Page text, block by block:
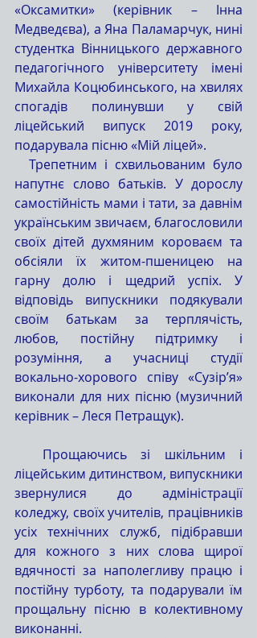
«Оксамитки» (керівник – Інна
Медведєва), а Яна Паламарчук, нині
студентка Вінницького державного
педагогічного університету імені
Михайла Коцюбинського, на хвилях
спогадів полинувши у свій
ліцейський випуск 2019 року,
подарувала пісню «Мій ліцей».
напутнє слово батьків. У дорослу
самостійність мами і тати, за давнім
українським звичаєм, благословили
своїх дітей духмяним короваєм та
обсіяли їх житом-пшеницею на
гарну долю і щедрий успіх. У
відповідь випускники подякували
своїм батькам за терплячість,
любов, постійну підтримку і
розуміння, а учасниці студії
вокально-хорового співу «Сузір’я»
виконали для них пісню (музичний
керівник – Леся Петращук).
ліцейським дитинством, випускники
звернулися до адміністрації
коледжу, своїх учителів, працівників
усіх технічних служб, підібравши
для кожного з них слова щирої
вдячності за наполегливу працю і
постійну турботу, та подарували їм
прощальну пісню в колективному
виконанні.